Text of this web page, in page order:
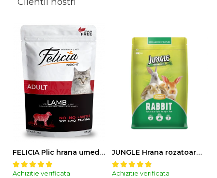
FELICIA Plic hrana umeda pentru pisici adulte, cu Miel, Set 12x85g
Achizitie verificata
JUNGLE Hrana rozatoare IEPURI 500g
Achizitie verificata